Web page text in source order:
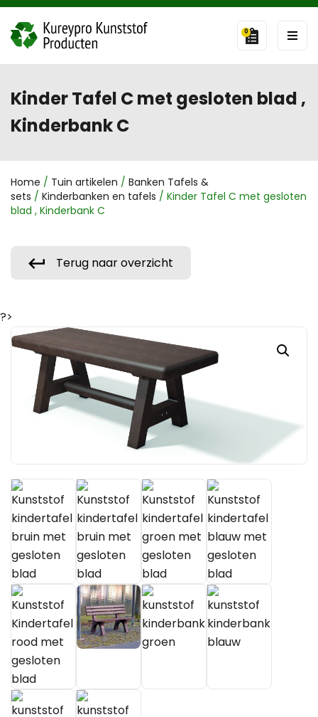
0
Kinder Tafel C met gesloten blad ,
Kinderbank C
Home / Tuin artikelen / Banken Tafels &
sets / Kinderbanken en tafels / Kinder Tafel C met gesloten
blad , Kinderbank C
Terug naar overzicht
?>